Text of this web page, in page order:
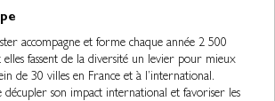
accompagne et forme chaque année 2 500
elles fassent de la diversité un levier pour mieux
de 30 villes en France et à l’international.
décupler son impact international et favoriser les